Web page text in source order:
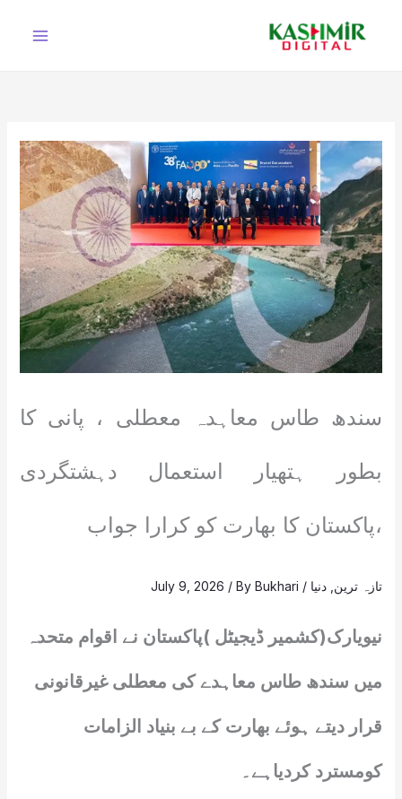
سندھ طاس معاہدہ معطلی ، پانی کا
بطور ہتھیار استعمال دہشتگردی
،پاکستان کا بھارت کو کرارا جواب
تازہ ترین دنیا /
July 9, 2026 / ByBukhari
نیویارک(کشمیر ڈیجیٹل )پاکستان نے اقوام متحدہ
میں سندھ طاس معاہدے کی معطلی غیرقانونی
قرار دیتے ہوئے بھارت کے بے بنیاد الزامات
کومسترد کردیاہے۔